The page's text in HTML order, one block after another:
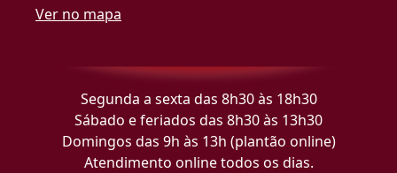
Ver no mapa
Segunda a sexta das 8h30 às 18h30
Sábado e feriados das 8h30 às 13h30
Domingos das 9h às 13h (plantão online)
Atendimento online todos os dias.